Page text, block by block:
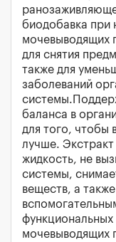
биодобавка при
мочевыводящих
для снятия
также для
заболеваний
баланса в
для того, чтобы
лучше.
жидкость, не
системы,
веществ, а
функциональных
мочевыводящих